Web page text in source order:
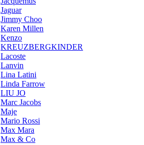
Jaguar
Jimmy Choo
Karen Millen
Kenzo
KREUZBERGKINDER
Lacoste
Lanvin
Lina Latini
Linda Farrow
LIU JO
Marc Jacobs
Maje
Mario Rossi
Max Mara
Max & Co